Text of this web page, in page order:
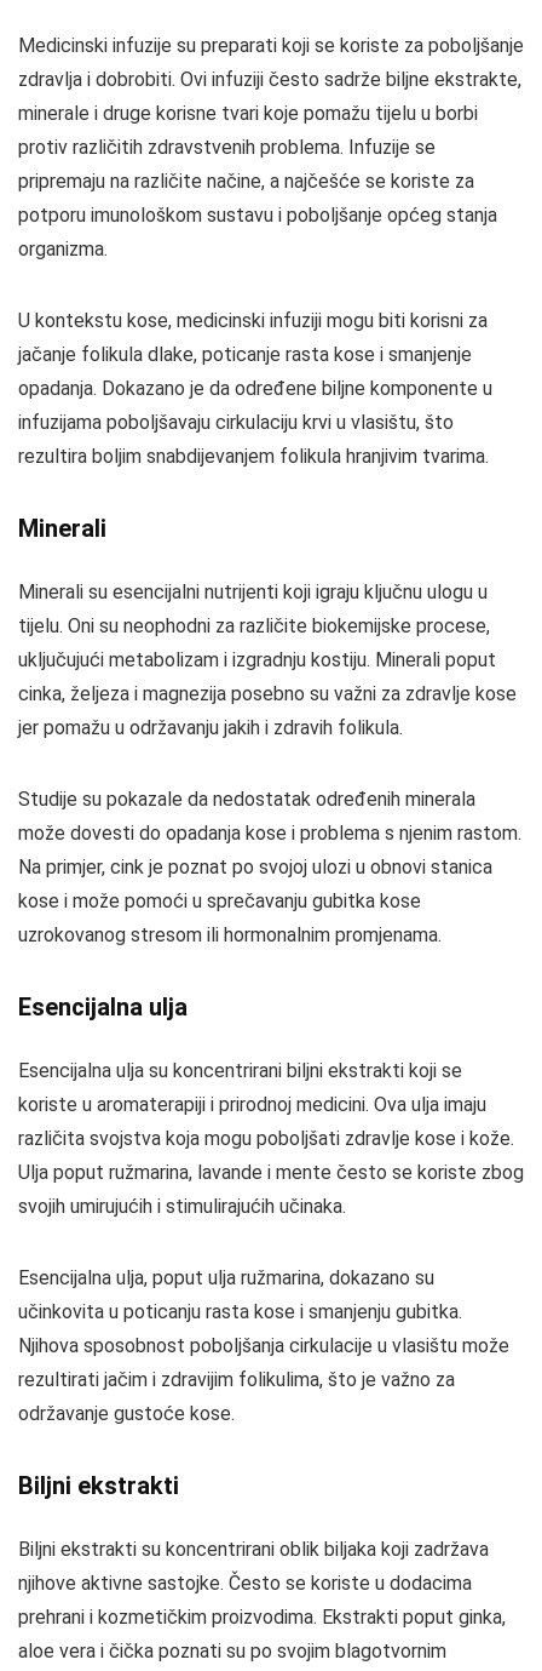
Medicinski infuzije su preparati koji se koriste za poboljšanje
zdravlja i dobrobiti. Ovi infuziji često sadrže biljne ekstrakte,
minerale i druge korisne tvari koje pomažu tijelu u borbi
protiv različitih zdravstvenih problema. Infuzije se
pripremaju na različite načine, a najčešće se koriste za
potporu imunološkom sustavu i poboljšanje općeg stanja
organizma.
U kontekstu kose, medicinski infuziji mogu biti korisni za
jačanje folikula dlake, poticanje rasta kose i smanjenje
opadanja. Dokazano je da određene biljne komponente u
infuzijama poboljšavaju cirkulaciju krvi u vlasištu, što
rezultira boljim snabdijevanjem folikula hranjivim tvarima.
Minerali
Minerali su esencijalni nutrijenti koji igraju ključnu ulogu u
tijelu. Oni su neophodni za različite biokemijske procese,
uključujući metabolizam i izgradnju kostiju. Minerali poput
cinka, željeza i magnezija posebno su važni za zdravlje kose
jer pomažu u održavanju jakih i zdravih folikula.
Studije su pokazale da nedostatak određenih minerala
može dovesti do opadanja kose i problema s njenim rastom.
Na primjer, cink je poznat po svojoj ulozi u obnovi stanica
kose i može pomoći u sprečavanju gubitka kose
uzrokovanog stresom ili hormonalnim promjenama.
Esencijalna ulja
Esencijalna ulja su koncentrirani biljni ekstrakti koji se
koriste u aromaterapiji i prirodnoj medicini. Ova ulja imaju
različita svojstva koja mogu poboljšati zdravlje kose i kože.
Ulja poput ružmarina, lavande i mente često se koriste zbog
svojih umirujućih i stimulirajućih učinaka.
Esencijalna ulja, poput ulja ružmarina, dokazano su
učinkovita u poticanju rasta kose i smanjenju gubitka.
Njihova sposobnost poboljšanja cirkulacije u vlasištu može
rezultirati jačim i zdravijim folikulima, što je važno za
održavanje gustoće kose.
Biljni ekstrakti
Biljni ekstrakti su koncentrirani oblik biljaka koji zadržava
njihove aktivne sastojke. Često se koriste u dodacima
prehrani i kozmetičkim proizvodima. Ekstrakti poput ginka,
aloe vera i čička poznati su po svojim blagotvornim